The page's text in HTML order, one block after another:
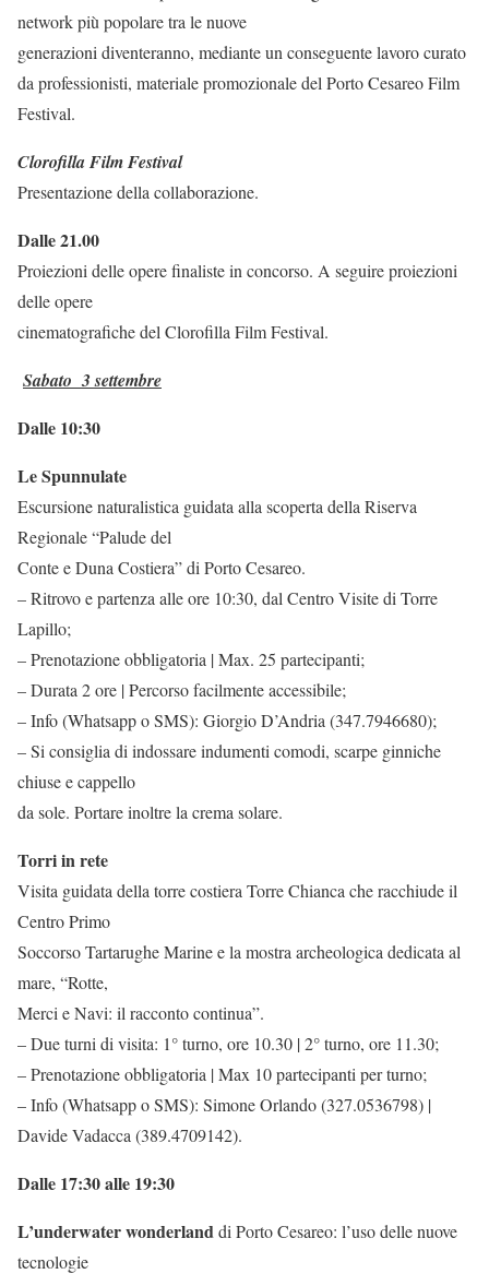
network più popolare tra le nuove
generazioni diventeranno, mediante un conseguente lavoro curato
da professionisti, materiale promozionale del Porto Cesareo Film
Festival.
Clorofilla Film Festival
Presentazione della collaborazione.
Dalle 21.00
Proiezioni delle opere finaliste in concorso. A seguire proiezioni
delle opere
cinematografiche del Clorofilla Film Festival.
Sabato 3 settembre
Dalle 10:30
Le Spunnulate
Escursione naturalistica guidata alla scoperta della Riserva
Regionale “Palude del
Conte e Duna Costiera” di Porto Cesareo.
– Ritrovo e partenza alle ore 10:30, dal Centro Visite di Torre
Lapillo;
– Prenotazione obbligatoria | Max. 25 partecipanti;
– Durata 2 ore | Percorso facilmente accessibile;
– Info (Whatsapp o SMS): Giorgio D’Andria (347.7946680);
– Si consiglia di indossare indumenti comodi, scarpe ginniche
chiuse e cappello
da sole. Portare inoltre la crema solare.
Torri in rete
Visita guidata della torre costiera Torre Chianca che racchiude il
Centro Primo
Soccorso Tartarughe Marine e la mostra archeologica dedicata al
mare, “Rotte,
Merci e Navi: il racconto continua”.
– Due turni di visita: 1° turno, ore 10.30 | 2° turno, ore 11.30;
– Prenotazione obbligatoria | Max 10 partecipanti per turno;
– Info (Whatsapp o SMS): Simone Orlando (327.0536798) |
Davide Vadacca (389.4709142).
Dalle 17:30 alle 19:30
L’underwater wonderlanddi Porto Cesareo: l’uso delle nuove
tecnologie